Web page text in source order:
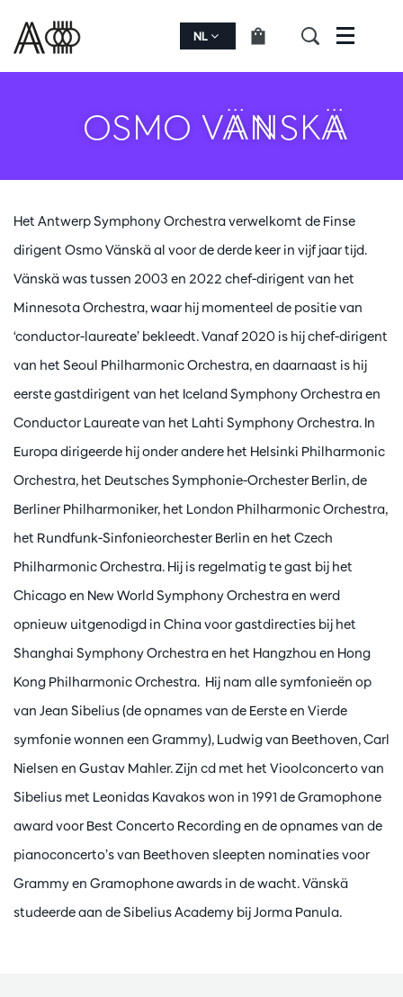
NL Menu
OSMO VÄNSKÄ
Het Antwerp Symphony Orchestra verwelkomt de Finse
dirigent Osmo Vänskä al voor de derde keer in vijf jaar tijd.
Vänskä was tussen 2003 en 2022 chef-dirigent van het
Minnesota Orchestra, waar hij momenteel de positie van
‘conductor-laureate’ bekleedt. Vanaf 2020 is hij chef-dirigent
van het Seoul Philharmonic Orchestra, en daarnaast is hij
eerste gastdirigent van het Iceland Symphony Orchestra en
Conductor Laureate van het Lahti Symphony Orchestra. In
Europa dirigeerde hij onder andere het Helsinki Philharmonic
Orchestra, het Deutsches Symphonie-Orchester Berlin, de
Berliner Philharmoniker, het London Philharmonic Orchestra,
het Rundfunk-Sinfonieorchester Berlin en het Czech
Philharmonic Orchestra. Hij is regelmatig te gast bij het
Chicago en New World Symphony Orchestra en werd
opnieuw uitgenodigd in China voor gastdirecties bij het
Shanghai Symphony Orchestra en het Hangzhou en Hong
Kong Philharmonic Orchestra. Hij nam alle symfonieën op
van Jean Sibelius (de opnames van de Eerste en Vierde
symfonie wonnen een Grammy), Ludwig van Beethoven, Carl
Nielsen en Gustav Mahler. Zijn cd met het Vioolconcerto van
Sibelius met Leonidas Kavakos won in 1991 de Gramophone
award voor Best Concerto Recording en de opnames van de
pianoconcerto’s van Beethoven sleepten nominaties voor
Grammy en Gramophone awards in de wacht. Vänskä
studeerde aan de Sibelius Academy bij Jorma Panula.